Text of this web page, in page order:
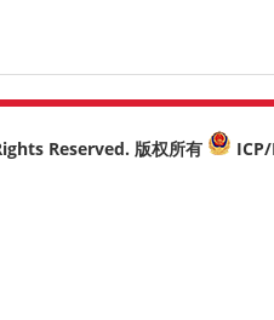
Reserved. 版权所有